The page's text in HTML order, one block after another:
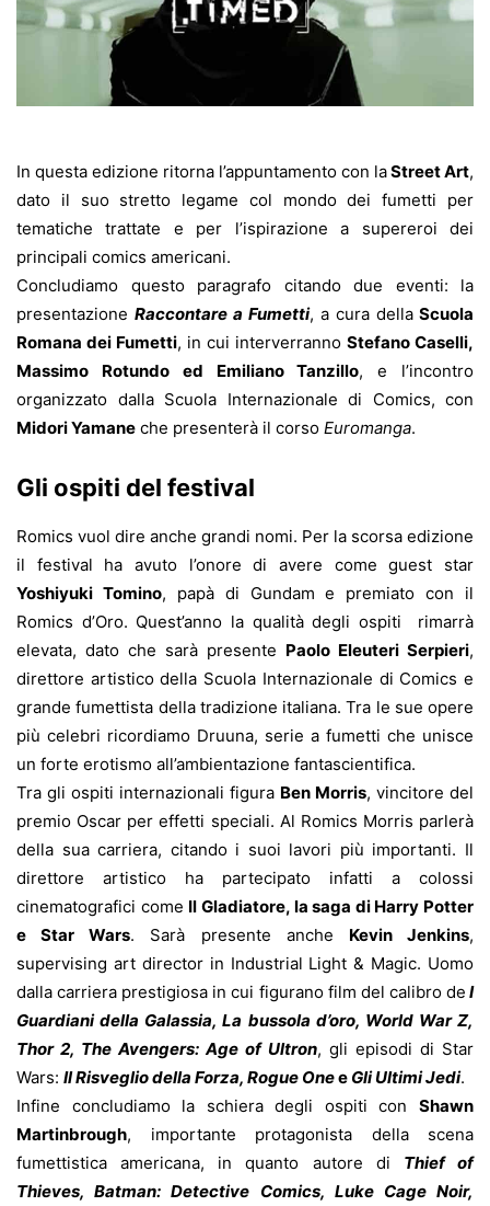
In questa edizione ritorna l’appuntamento con laStreet Art,
dato il suo stretto legame col mondo dei fumetti per
tematiche trattate e per l’ispirazione a supereroi dei
principali comics americani.
Concludiamo questo paragrafo citando due eventi: la
presentazione Raccontare a Fumetti, a cura della Scuola
Romana dei Fumetti, in cui interverranno Stefano Caselli,
Massimo Rotundo ed Emiliano Tanzillo, e l’incontro
organizzato dalla Scuola Internazionale di Comics, con
Midori Yamane che presenterà il corso Euromanga.
Gli ospiti del festival
Romics vuol dire anche grandi nomi. Per la scorsa edizione
il festival ha avuto l’onore di avere come guest star
Yoshiyuki Tomino, papà di Gundam e premiato con il
Romics d’Oro. Quest’anno la qualità degli ospiti rimarrà
elevata, dato che sarà presente Paolo Eleuteri Serpieri,
direttore artistico della Scuola Internazionale di Comics e
grande fumettista della tradizione italiana. Tra le sue opere
più celebri ricordiamo Druuna, serie a fumetti che unisce
un forte erotismo all’ambientazione fantascientifica.
Tra gli ospiti internazionali figura Ben Morris, vincitore del
premio Oscar per effetti speciali. Al Romics Morris parlerà
della sua carriera, citando i suoi lavori più importanti. Il
direttore artistico ha partecipato infatti a colossi
cinematografici come Il Gladiatore, la saga di Harry Potter
e Star Wars. Sarà presente anche Kevin Jenkins,
supervising art director in Industrial Light & Magic. Uomo
dalla carriera prestigiosa in cui figurano film del calibro de I
Guardiani della Galassia, La bussola d’oro, World War Z,
Thor 2, The Avengers: Age of Ultron, gli episodi di Star
Wars: Il Risveglio della Forza, Rogue Onee Gli Ultimi Jedi.
Infine concludiamo la schiera degli ospiti con Shawn
Martinbrough, importante protagonista della scena
fumettistica americana, in quanto autore di Thief of
Thieves, Batman: Detective Comics, Luke Cage Noir,